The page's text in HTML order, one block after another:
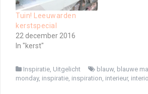
Tuin! Leeuwarden
kerstspecial
22 december 2016
In "kerst"
Inspiratie Uitgelicht blauw, blauwe
monday, inspiratie inspiration interieur,